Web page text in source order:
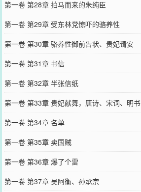
第一卷 第28章 拍马而来的朱纯臣
第一卷 第29章 受东林党惊吓的骆养性
第一卷 第30章 骆养性御前告状、贵妃请安
第一卷 第31章 书信
第一卷 第32章 半张信纸
第一卷 第33章 贵妃献舞，唐诗、宋词、明书
第一卷 第34章 名单
第一卷 第35章 卖国贼
第一卷 第36章 爆了个雷
第一卷 第37章 吴阿衡、孙承宗